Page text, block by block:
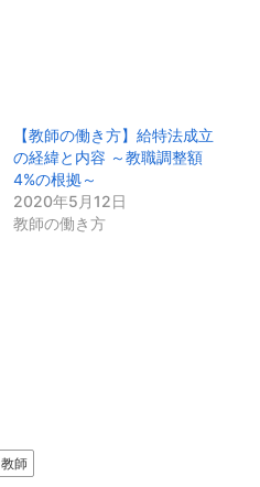
【教師の働き方】給特法成立
の経緯と内容 ～教職調整額
4%の根拠～
2020年5月12日
教師の働き方
教師